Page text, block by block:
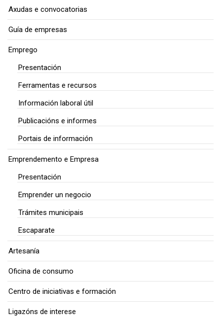
Axudas e convocatorias
Guía de empresas
Emprego
Presentación
Ferramentas e recursos
Información laboral útil
Publicacións e informes
Portais de información
Emprendemento e Empresa
Presentación
Emprender un negocio
Trámites municipais
Escaparate
Artesanía
Oficina de consumo
Centro de iniciativas e formación
Ligazóns de interese